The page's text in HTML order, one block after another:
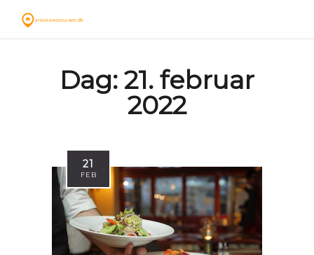
Dag: 21. februar
2022
21
FEB